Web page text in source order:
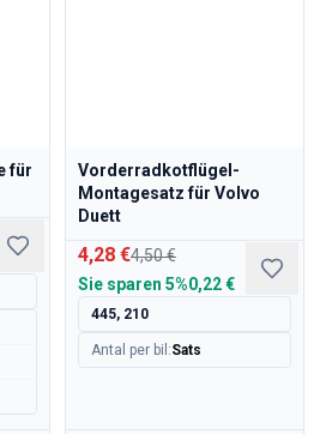
für
Vorderradkotflügel-
Montagesatz für Volvo
Duett
4,28 €4,50 €
Sie sparen 5%0,22 €
445, 210
Antal per bil :Sats